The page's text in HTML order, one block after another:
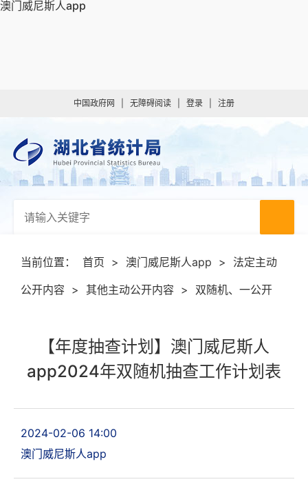
澳门威尼斯人app
中国政府网 无障碍阅读 登录 注册
当前位置： 首页 > 澳门威尼斯人app >
法定主动
公开内容 > 其他主动公开内容 > 双随机、一公开
【年度抽查计划】澳门威尼斯人
app2024年双随机抽查工作计划表
2024-02-06 14:00
澳门威尼斯人app